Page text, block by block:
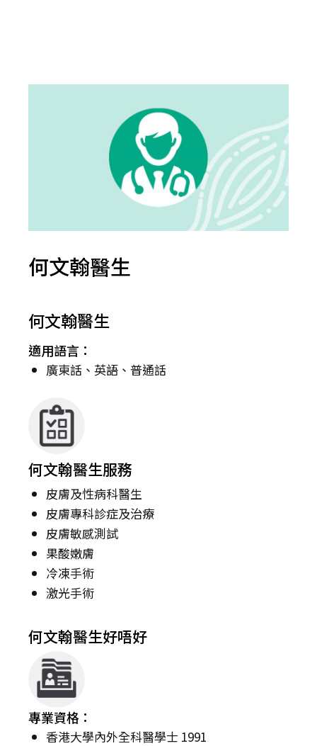
何文翰醫生
何文翰醫生
適用語言：
廣東話、英語、普通話
何文翰醫生服務
皮膚及性病科醫生
皮膚專科診症及治療
皮膚敏感測試
果酸嫩膚
冷凍手術
激光手術
何文翰醫生好唔好
專業資格：
香港大學內外全科醫學士 1991